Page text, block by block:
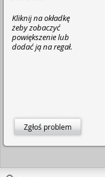
Kliknij na okładkę
żeby zobaczyć
powiększenie lub
dodać ją na regał.
Zgłoś problem